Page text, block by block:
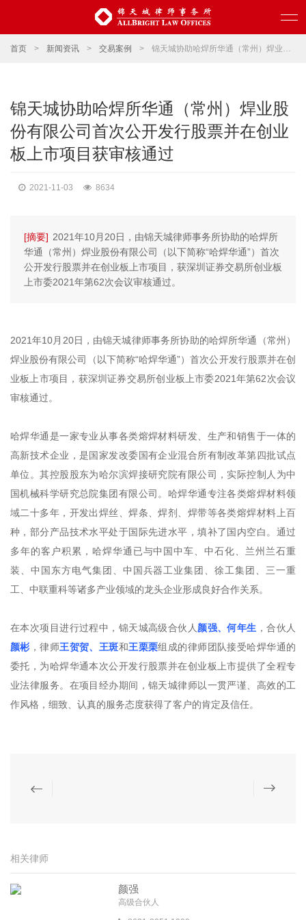
首页 > 新闻资讯 > 交易案例 > 锦天城协助哈焊所华通（常州）焊业股份有限公司首次公开发行股票并在创业板上市项目获审核通过
锦天城协助哈焊所华通（常州）焊业股
份有限公司首次公开发行股票并在创业
板上市项目获审核通过
2021-11-03 8634
[摘要] 2021年10月20日，由锦天城律师事务所协助的哈焊所
华通（常州）焊业股份有限公司（以下简称“哈焊华通”）首次
公开发行股票并在创业板上市项目，获深圳证券交易所创业板
上市委2021年第62次会议审核通过。
2021年10月20日，由锦天城律师事务所协助的哈焊所华通（常州）
焊业股份有限公司（以下简称“哈焊华通”）首次公开发行股票并在创
业板上市项目，获深圳证券交易所创业板上市委2021年第62次会议
审核通过。
哈焊华通是一家专业从事各类熔焊材料研发、生产和销售于一体的
高新技术企业，是国家发改委国有企业混合所有制改革第四批试点
单位。其控股股东为哈尔滨焊接研究院有限公司，实际控制人为中
国机械科学研究总院集团有限公司。哈焊华通专注各类熔焊材料领
域二十多年，开发出焊丝、焊条、焊剂、焊带等各类熔焊材料上百
种，部分产品技术水平处于国际先进水平，填补了国内空白。通过
多年的客户积累，哈焊华通已与中国中车、中石化、兰州兰石重
装、中国东方电气集团、中国兵器工业集团、徐工集团、三一重
工、中联重科等诸多产业领域的龙头企业形成良好合作关系。
在本次项目进行过程中，锦天城高级合伙人 颜强、何年生 ，合伙人
颜彬，律师王贺贺、王斑和王栗栗组成的律师团队接受哈焊华通的
委托，为哈焊华通本次公开发行股票并在创业板上市提供了全程专
业法律服务。在项目经办期间，锦天城律师以一贯严谨、高效的工
作风格，细致、认真的服务态度获得了客户的肯定及信任。
相关律师
颜强
高级合伙人